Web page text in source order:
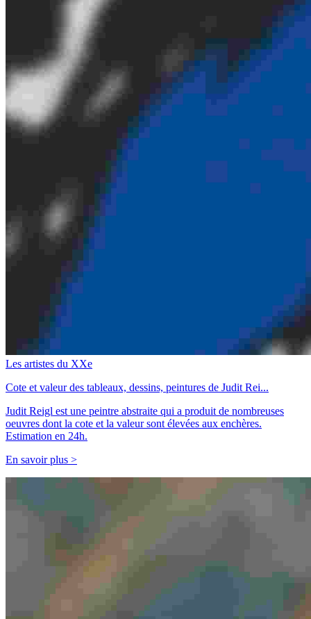
Les artistes du XXe
Cote et valeur des tableaux, dessins, peintures de Judit Rei...
Judit Reigl est une peintre abstraite qui a produit de nombreuses
oeuvres dont la cote et la valeur sont élevées aux enchères.
Estimation en 24h.
En savoir plus >